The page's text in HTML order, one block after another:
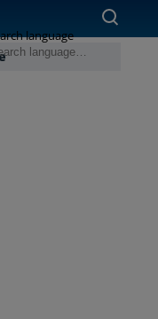
language